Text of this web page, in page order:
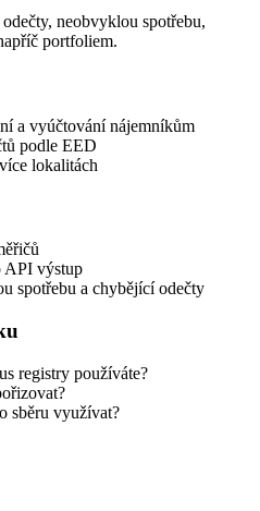
neobvyklou spotřebu,
portfoliem.
a vyúčtování nájemníkům
podle EED
lokalitách
API výstup
spotřebu a chybějící odečty
registry používáte?
sběru využívat?